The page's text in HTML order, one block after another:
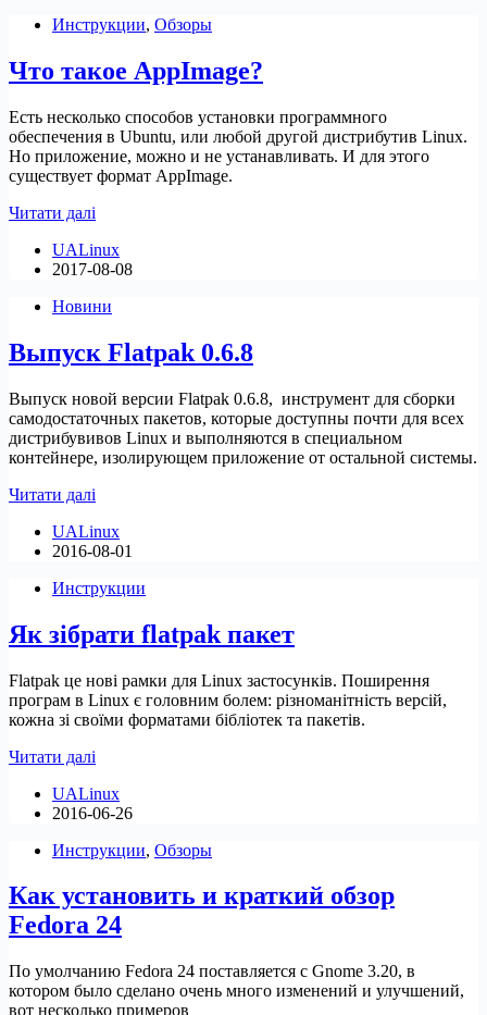
использования
Инструкции, Обзоры
Что такое AppImage?
Есть несколько способов установки программного
обеспечения в Ubuntu, или любой другой дистрибутив Linux.
Но приложение, можно и не устанавливать. И для этого
существует формат AppImage.
Читати далі
AppImage?
UALinux
2017-08-08
Новини
Выпуск Flatpak 0.6.8
Выпуск новой версии Flatpak 0.6.8, инструмент для сборки
самодостаточных пакетов, которые доступны почти для всех
дистрибувивов Linux и выполняются в специальном
контейнере, изолирующем приложение от остальной системы.
Читати далі
0.6.8
UALinux
2016-08-01
Инструкции
Як зібрати flatpak пакет
Flatpak це нові рамки для Linux застосунків. Поширення
програм в Linux є головним болем: різноманітність версій,
кожна зі своїми форматами бібліотек та пакетів.
Читати далі
flatpak
пакет
UALinux
2016-06-26
Инструкции, Обзоры
Как установить и краткий обзор
Fedora 24
По умолчанию Fedora 24 поставляется с Gnome 3.20, в
котором было сделано очень много изменений и улучшений,
вот несколько примеров